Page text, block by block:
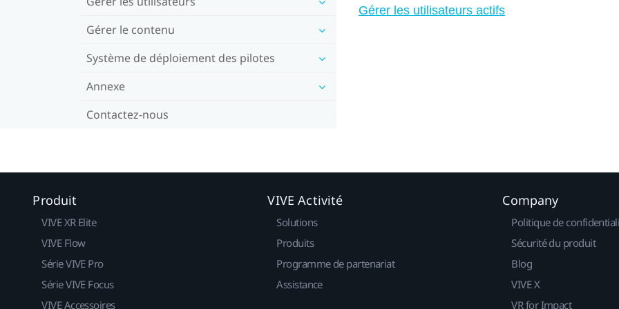
Gérer le contenu
Système de déploiement des pilotes
Annexe
Contactez-nous
Gérer les utilisateurs actifs
Produit
VIVE XR Elite
VIVE Flow
Série VIVE Pro
Série VIVE Focus
VIVE Accessoires
VIVE Activité
Solutions
Produits
Programme de partenariat
Assistance
Company
Politique de
Sécurité du produit
Blog
VIVE X
VR for Impact